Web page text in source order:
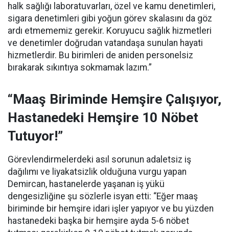
halk sağlığı laboratuvarları, özel ve kamu denetimleri,
sigara denetimleri gibi yoğun görev skalasını da göz
ardı etmememiz gerekir. Koruyucu sağlık hizmetleri
ve denetimler doğrudan vatandaşa sunulan hayati
hizmetlerdir. Bu birimleri de aniden personelsiz
bırakarak sıkıntıya sokmamak lazım.”
“Maaş Biriminde Hemşire Çalışıyor,
Hastanedeki Hemşire 10 Nöbet
Tutuyor!”
Görevlendirmelerdeki asıl sorunun adaletsiz iş
dağılımı ve liyakatsizlik olduğuna vurgu yapan
Demircan, hastanelerde yaşanan iş yükü
dengesizliğine şu sözlerle isyan etti: “Eğer maaş
biriminde bir hemşire idari işler yapıyor ve bu yüzden
hastanedeki başka bir hemşire ayda 5-6 nöbet